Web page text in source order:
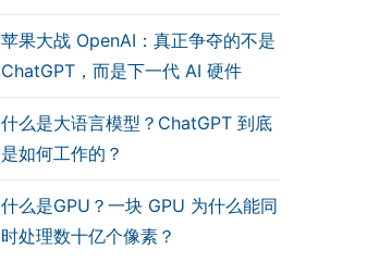
苹果大战 OpenAI：真正争夺的不是
ChatGPT，而是下一代 AI 硬件
什么是大语言模型？ChatGPT 到底
是如何工作的？
什么是GPU？一块 GPU 为什么能同
时处理数十亿个像素？